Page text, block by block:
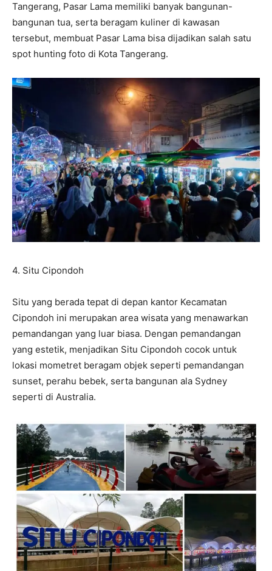
Tangerang, Pasar Lama memiliki banyak bangunan-
bangunan tua, serta beragam kuliner di kawasan
tersebut, membuat Pasar Lama bisa dijadikan salah satu
spot hunting foto di Kota Tangerang.
4.⁠ ⁠Situ Cipondoh
Situ yang berada tepat di depan kantor Kecamatan
Cipondoh ini merupakan area wisata yang menawarkan
pemandangan yang luar biasa. Dengan pemandangan
yang estetik, menjadikan Situ Cipondoh cocok untuk
lokasi mometret beragam objek seperti pemandangan
sunset, perahu bebek, serta bangunan ala Sydney
seperti di Australia.